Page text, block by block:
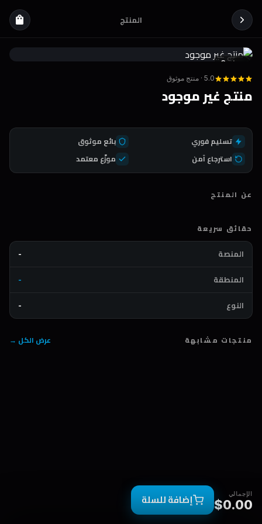
المنتج shopping_bag
Coda
5.0 · منتج موثوق
منتج غير موجود
تسليم فوري
بائع موثوق
استرجاع آمن
موزّع معتمد
عن المنتج
حقائق سريعة
المنصة
-
المنطقة
-
النوع
-
منتجات مشابهة عرض الكل →
الإجمالي
$0.00 إضافة للسلة